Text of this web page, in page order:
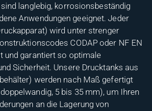
langlebig, korrosionsbeständig
Anwendungen geeignet. Jeder
wird unter strenger
CODAP oder NF EN
und garantiert so optimale
Sicherheit. Unsere Drucktanks aus
werden nach Maß gefertigt
5 bis 35 mm), um Ihren
an die Lagerung von